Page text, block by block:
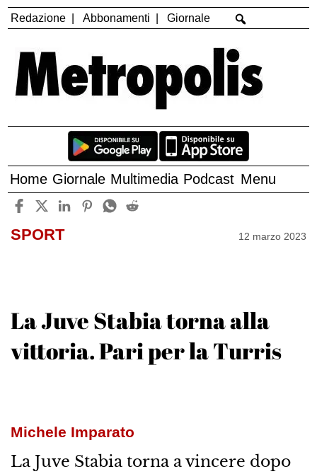
Redazione Abbonamenti Giornale
Home Giornale Multimedia Podcast Menu
SPORT 12 marzo 2023
La Juve Stabia torna alla
vittoria. Pari per la Turris
Michele Imparato
La Juve Stabia torna a vincere dopo